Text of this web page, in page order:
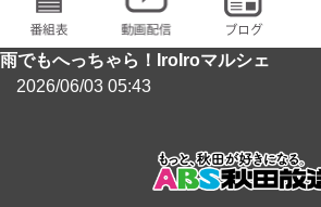
雨でもへっちゃら！IroIroマルシェ
2026/06/03 05:43